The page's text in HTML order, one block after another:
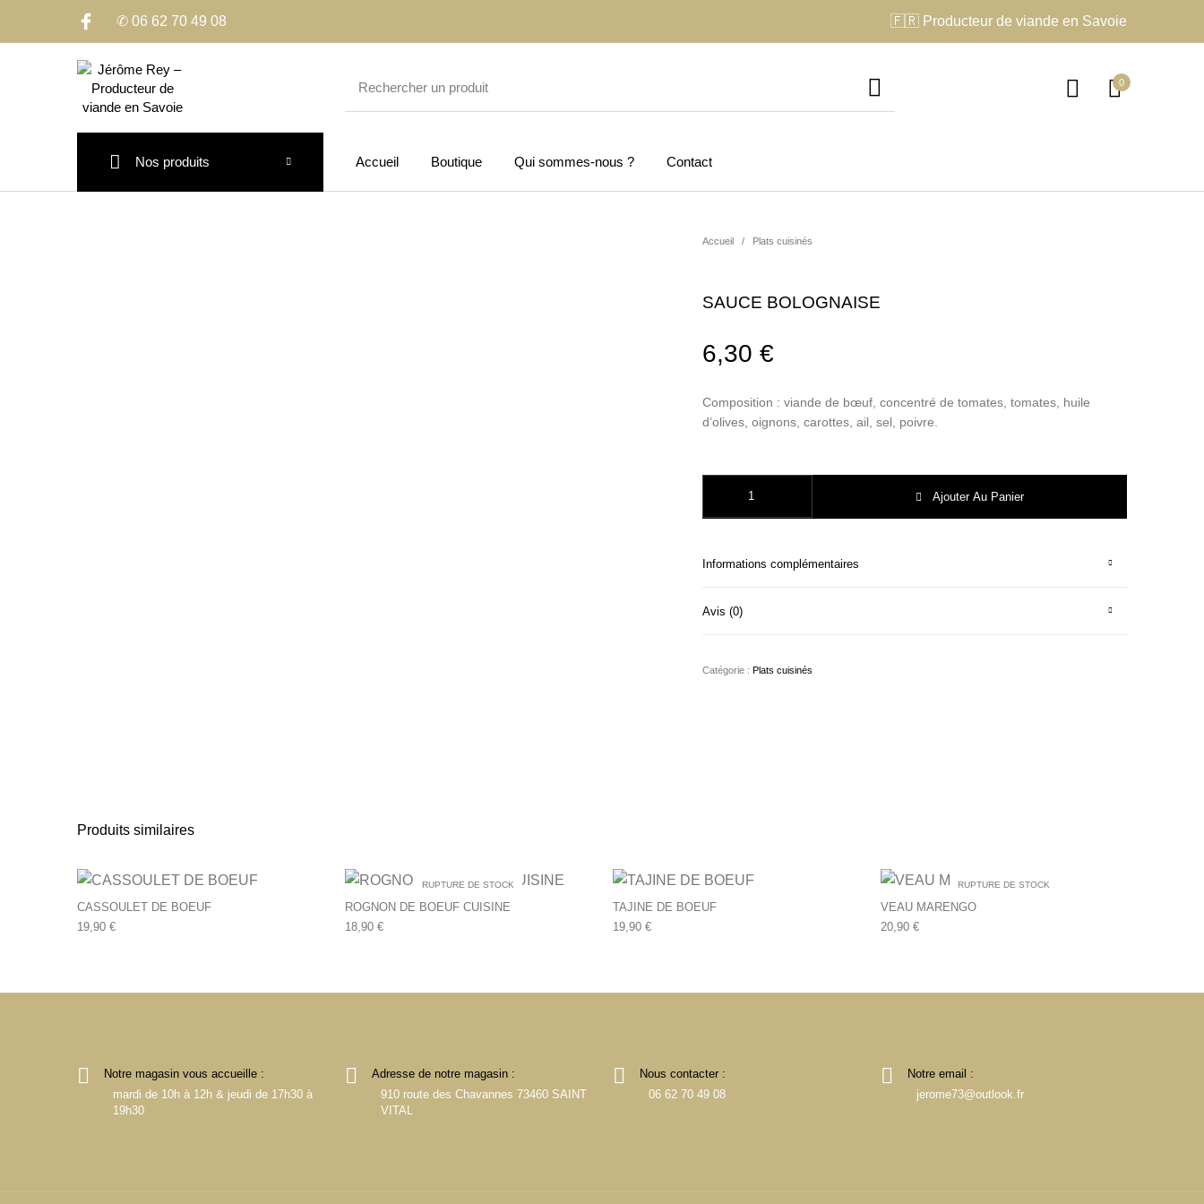
✆ 06 62 70 49 08 🇫🇷 Producteur de viande en Savoie
0
Accueil Boutique Qui sommes-nous ? Contact
Nos produits
Accueil / Plats cuisinés
SAUCE BOLOGNAISE
6,30 €
Composition : viande de bœuf, concentré de tomates, tomates, huile
d’olives, oignons, carottes, ail, sel, poivre.
Ajouter Au Panier
Informations complémentaires
Avis (0)
Catégorie : Plats cuisinés
Produits similaires
CASSOULET DE BOEUF
19,90 €
RUPTURE DE STOCK
ROGNON DE BOEUF CUISINE
18,90 €
TAJINE DE BOEUF
19,90 €
RUPTURE DE STOCK
VEAU MARENGO
20,90 €
Notre magasin vous accueille :
mardi de 10h à 12h & jeudi de 17h30 à
19h30
Adresse de notre magasin :
910 route des Chavannes 73460 SAINT
VITAL
Nous contacter :
06 62 70 49 08
Notre email :
jerome73@outlook.fr